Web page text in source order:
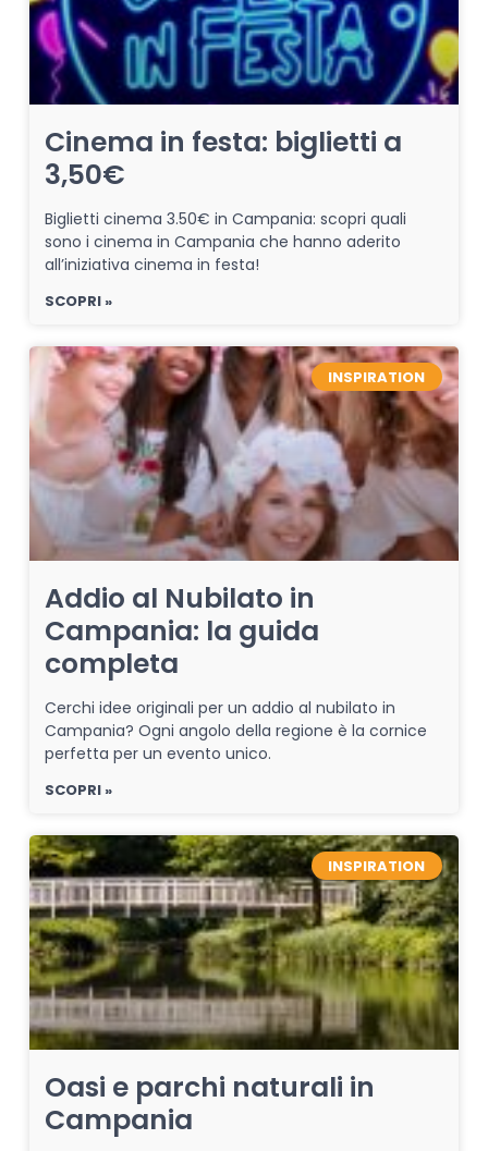
Cinema in festa: biglietti a
3,50€
Biglietti cinema 3.50€ in Campania: scopri quali
sono i cinema in Campania che hanno aderito
all’iniziativa cinema in festa!
SCOPRI »
INSPIRATION
Addio al Nubilato in
Campania: la guida
completa
Cerchi idee originali per un addio al nubilato in
Campania? Ogni angolo della regione è la cornice
perfetta per un evento unico.
SCOPRI »
INSPIRATION
Oasi e parchi naturali in
Campania